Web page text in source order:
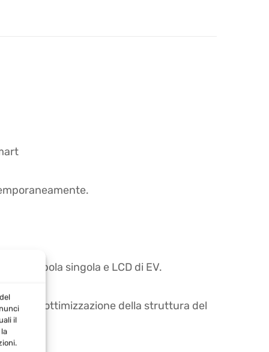
il
manopola singola e LCD di EV.
per l'ottimizzazione della struttura del